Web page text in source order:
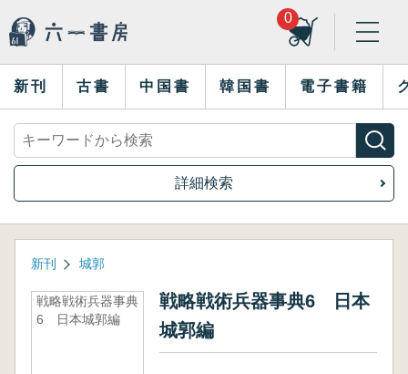
0
新刊 古書 中国書 韓国書 電子書籍
詳細検索
新刊 城郭
戦略戦術兵器事典
6 日本城郭編
戦略戦術兵器事典6 日本
城郭編